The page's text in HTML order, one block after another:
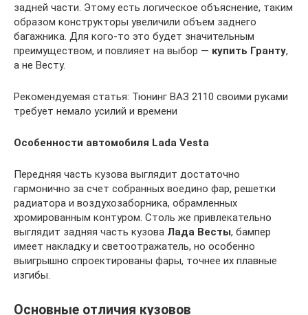
задней части. Этому есть логическое объяснение, таким
образом конструкторы увеличили объем заднего
багажника. Для кого-то это будет значительным
преимуществом, и повлияет на выбор — купить Гранту,
а не Весту.
Рекомендуемая статья: Тюнинг ВАЗ 2110 своими руками
требует немало усилий и времени
Особенности автомобиля Lada Vеsta
Передняя часть кузова выглядит достаточно
гармонично за счет собранных воедино фар, решетки
радиатора и воздухозаборника, обрамленных
хромированным контуром. Столь же привлекательно
выглядит задняя часть кузова Лада Весты, бампер
имеет накладку и светоотражатель, но особенно
выигрышно спроектированы фары, точнее их плавные
изгибы.
Основные отличия кузовов